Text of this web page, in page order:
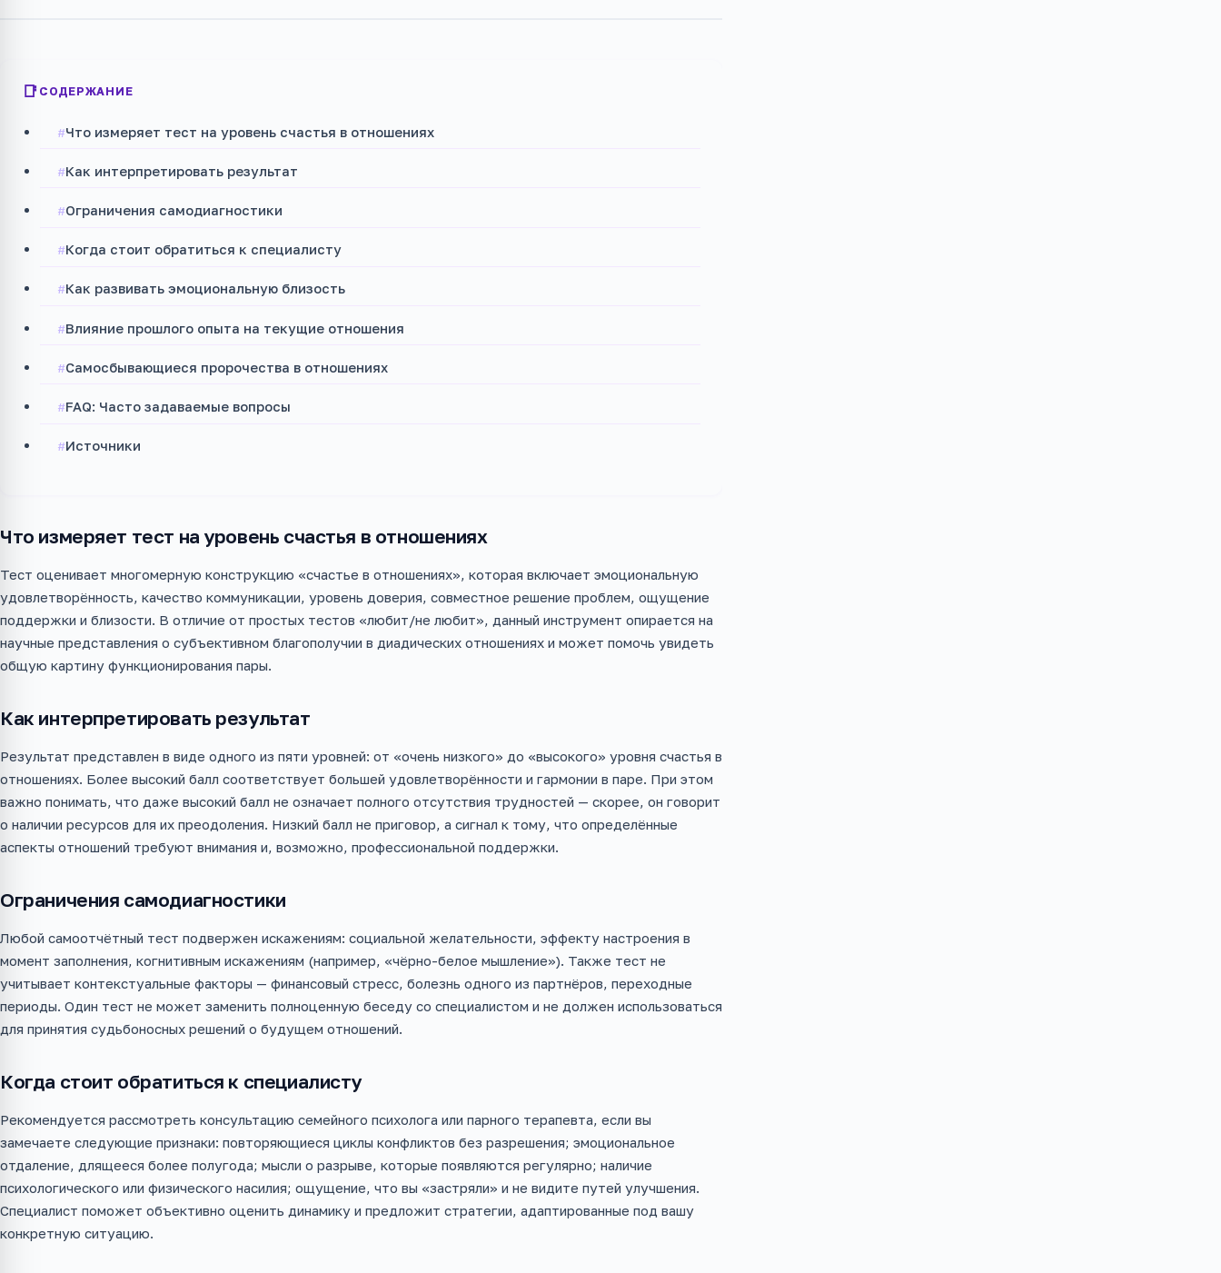
СОДЕРЖАНИЕ
Что измеряет тест на уровень счастья в отношениях
Как интерпретировать результат
Ограничения самодиагностики
Когда стоит обратиться к специалисту
Как развивать эмоциональную близость
Влияние прошлого опыта на текущие отношения
Самосбывающиеся пророчества в отношениях
FAQ: Часто задаваемые вопросы
Источники
Что измеряет тест на уровень счастья в отношениях
Тест оценивает многомерную конструкцию «счастье в отношениях», которая включает эмоциональную
удовлетворённость, качество коммуникации, уровень доверия, совместное решение проблем, ощущение
поддержки и близости. В отличие от простых тестов «любит/не любит», данный инструмент опирается на
научные представления о субъективном благополучии в диадических отношениях и может помочь увидеть
общую картину функционирования пары.
Как интерпретировать результат
Результат представлен в виде одного из пяти уровней: от «очень низкого» до «высокого» уровня счастья в
отношениях. Более высокий балл соответствует большей удовлетворённости и гармонии в паре. При этом
важно понимать, что даже высокий балл не означает полного отсутствия трудностей — скорее, он говорит
о наличии ресурсов для их преодоления. Низкий балл не приговор, а сигнал к тому, что определённые
аспекты отношений требуют внимания и, возможно, профессиональной поддержки.
Ограничения самодиагностики
Любой самоотчётный тест подвержен искажениям: социальной желательности, эффекту настроения в
момент заполнения, когнитивным искажениям (например, «чёрно-белое мышление»). Также тест не
учитывает контекстуальные факторы — финансовый стресс, болезнь одного из партнёров, переходные
периоды. Один тест не может заменить полноценную беседу со специалистом и не должен использоваться
для принятия судьбоносных решений о будущем отношений.
Когда стоит обратиться к специалисту
Рекомендуется рассмотреть консультацию семейного психолога или парного терапевта, если вы
замечаете следующие признаки: повторяющиеся циклы конфликтов без разрешения; эмоциональное
отдаление, длящееся более полугода; мысли о разрыве, которые появляются регулярно; наличие
психологического или физического насилия; ощущение, что вы «застряли» и не видите путей улучшения.
Специалист поможет объективно оценить динамику и предложит стратегии, адаптированные под вашу
конкретную ситуацию.